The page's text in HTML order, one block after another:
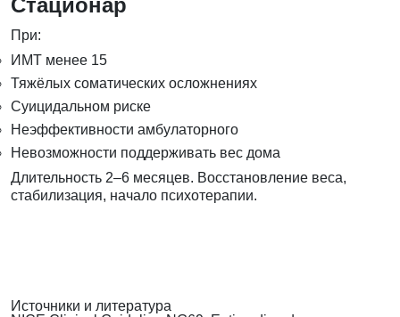
Стационар
При:
ИМТ менее 15
Тяжёлых соматических осложнениях
Суицидальном риске
Неэффективности амбулаторного
Невозможности поддерживать вес дома
Длительность 2–6 месяцев. Восстановление веса,
стабилизация, начало психотерапии.
Источники и литература